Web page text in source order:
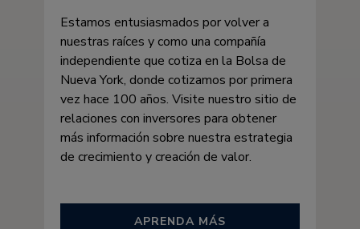
Estamos entusiasmados por volver a
nuestras raíces y como una compañía
independiente que cotiza en la Bolsa de
Nueva York, donde cotizamos por primera
vez hace 100 años. Visite nuestro sitio de
relaciones con inversores para obtener
más información sobre nuestra estrategia
de crecimiento y creación de valor.
APRENDA MÁS